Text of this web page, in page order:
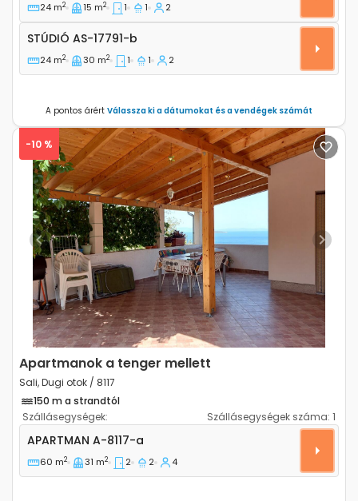
24 m2 15 m2 1 1 2
Stúdió AS-17791-b
STÚDIÓ AS-17791-b
24 m2 30 m2 1 1 2
A pontos árért Válassza ki a dátumokat és a vendégek számát
Previous Next
-10 %
Apartmanok a tenger mellett
Sali, Dugi otok / 8117
150 m a strandtól
Szállásegységek:
Szállásegységek száma: 1
Kétszobás apartman Sali, Dugi otok A-8117-a
APARTMAN A-8117-a
60 m2 31 m2 2 2 4